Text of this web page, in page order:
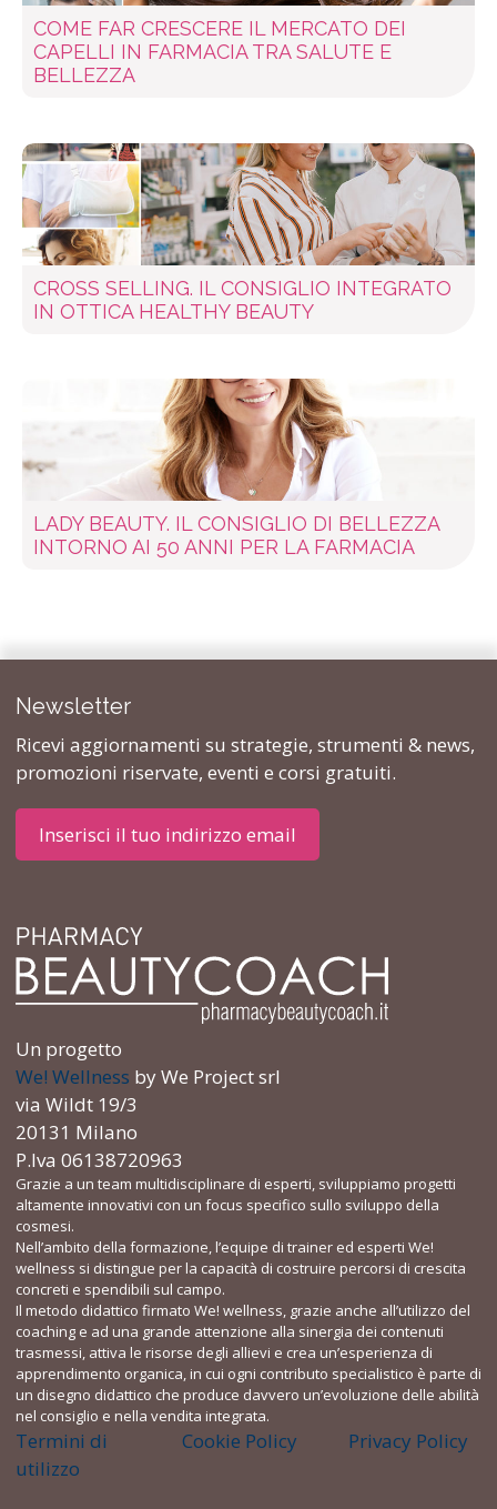
COME FAR CRESCERE IL MERCATO DEI
CAPELLI IN FARMACIA TRA SALUTE E
BELLEZZA
CROSS SELLING. IL CONSIGLIO INTEGRATO
IN OTTICA HEALTHY BEAUTY
LADY BEAUTY. IL CONSIGLIO DI BELLEZZA
INTORNO AI 50 ANNI PER LA FARMACIA
Un progetto
We! Wellness by We Project srl
via Wildt 19/3
20131 Milano
P.Iva 06138720963
Grazie a un team multidisciplinare di esperti, sviluppiamo progetti
altamente innovativi con un focus specifico sullo sviluppo della
cosmesi.
Nell’ambito della formazione, l’equipe di trainer ed esperti We!
wellness si distingue per la capacità di costruire percorsi di crescita
concreti e spendibili sul campo.
Il metodo didattico firmato We! wellness, grazie anche all’utilizzo del
coaching e ad una grande attenzione alla sinergia dei contenuti
trasmessi, attiva le risorse degli allievi e crea un’esperienza di
apprendimento organica, in cui ogni contributo specialistico è parte di
un disegno didattico che produce davvero un’evoluzione delle abilità
nel consiglio e nella vendita integrata.
Termini di
utilizzo
Cookie Policy Privacy Policy
Newsletter
Ricevi aggiornamenti su strategie, strumenti & news,
promozioni riservate, eventi e corsi gratuiti.
Inserisci il tuo indirizzo email